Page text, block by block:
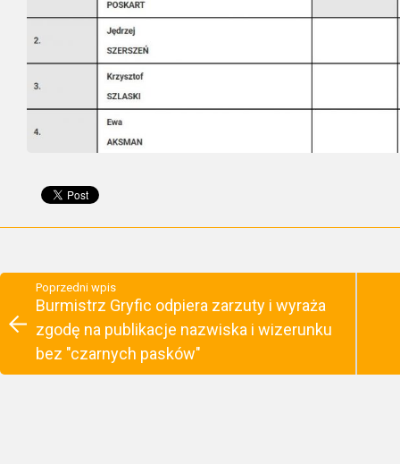
Poprzedni wpis
Burmistrz Gryfic odpiera zarzuty i wyraża
zgodę na publikacje nazwiska i wizerunku
bez "czarnych pasków"